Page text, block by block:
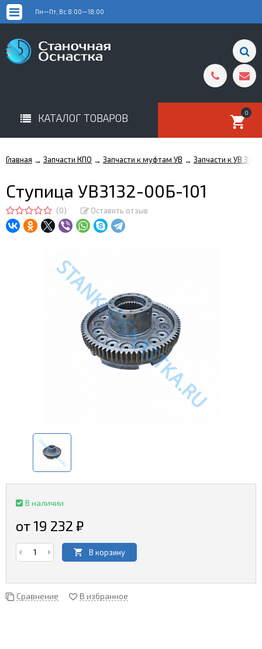
Пн—Пт, Вс 8:00—18:00
КАТАЛОГ ТОВАРОВ 0
Главная → Запчасти КПО → Запчасти к муфтам УВ → Запчасти к УВ 3132
Ступица УВ3132-00Б-101
(0) Оставить отзыв
В наличии
от 19 232 ₽
В корзину
Сравнение В избранное